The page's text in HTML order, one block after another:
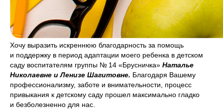
Хочу выразить искреннюю благодарность за помощь
и поддержку в период адаптации моего ребенка в детском
саду воспитателям группы № 14 «Брусничка» Наталье
Николаевне и Ленизе Шагитовне. Благодаря Вашему
профессионализму, заботе и внимательности, процесс
привыкания к детскому саду прошел максимально гладко
и безболезненно для нас.